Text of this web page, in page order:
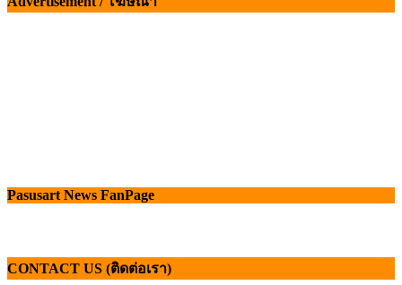
Pasusart News FanPage
CONTACT US (ติดต่อเรา)